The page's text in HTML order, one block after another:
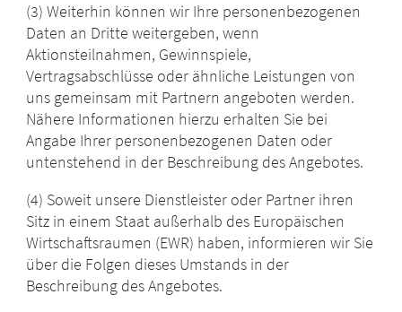
(3) Weiterhin können wir Ihre personenbezogenen
Daten an Dritte weitergeben, wenn
Aktionsteilnahmen, Gewinnspiele,
Vertragsabschlüsse oder ähnliche Leistungen von
uns gemeinsam mit Partnern angeboten werden.
Nähere Informationen hierzu erhalten Sie bei
Angabe Ihrer personenbezogenen Daten oder
untenstehend in der Beschreibung des Angebotes.
(4) Soweit unsere Dienstleister oder Partner ihren
Sitz in einem Staat außerhalb des Europäischen
Wirtschaftsraumen (EWR) haben, informieren wir Sie
über die Folgen dieses Umstands in der
Beschreibung des Angebotes.